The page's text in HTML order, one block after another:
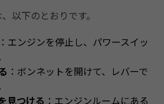
以下のとおりです。
：エンジンを停止し、パワースイッ
：ボンネットを開けて、レバーで
見つける ：エンジンルームにある